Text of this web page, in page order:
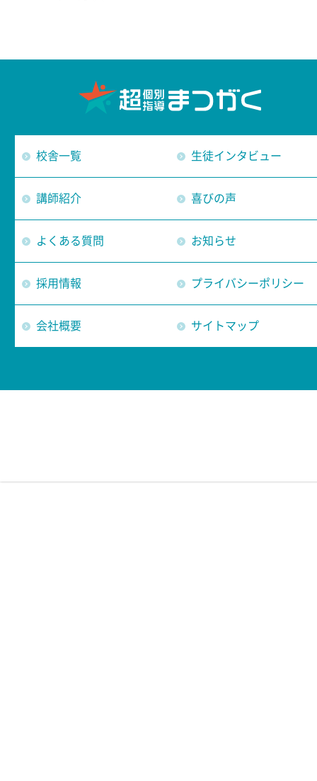
校舎一覧 生徒インタビュー
講師紹介 喜びの声
よくある質問 お知らせ
採用情報 プライバシーポリシー
会社概要 サイトマップ